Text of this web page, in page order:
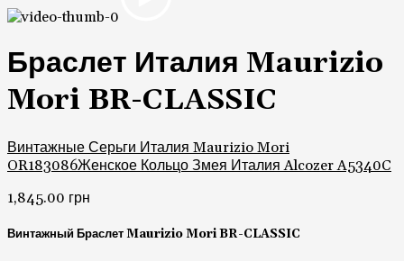
Браслет Италия Maurizio
Mori BR-CLASSIC
Винтажные Серьги Италия Maurizio Mori
OR183086Женское Кольцо Змея Италия Alcozer A5340C
1,845.00 грн
Винтажный Браслет Maurizio Mori BR-CLASSIC